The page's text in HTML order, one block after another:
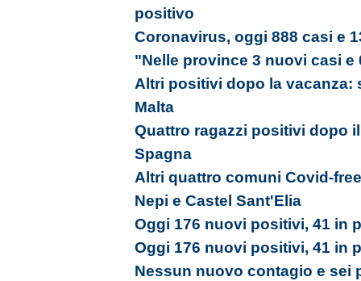
positivo
Coronavirus, oggi 888 casi e
"Nelle province 3 nuovi casi
Altri positivi dopo la vacanza:
Malta
Quattro ragazzi positivi dopo
Spagna
Altri quattro comuni Covid-
Nepi e Castel Sant'Elia
Oggi 176 nuovi positivi, 41 in
Oggi 176 nuovi positivi, 41 in
Nessun nuovo contagio e sei